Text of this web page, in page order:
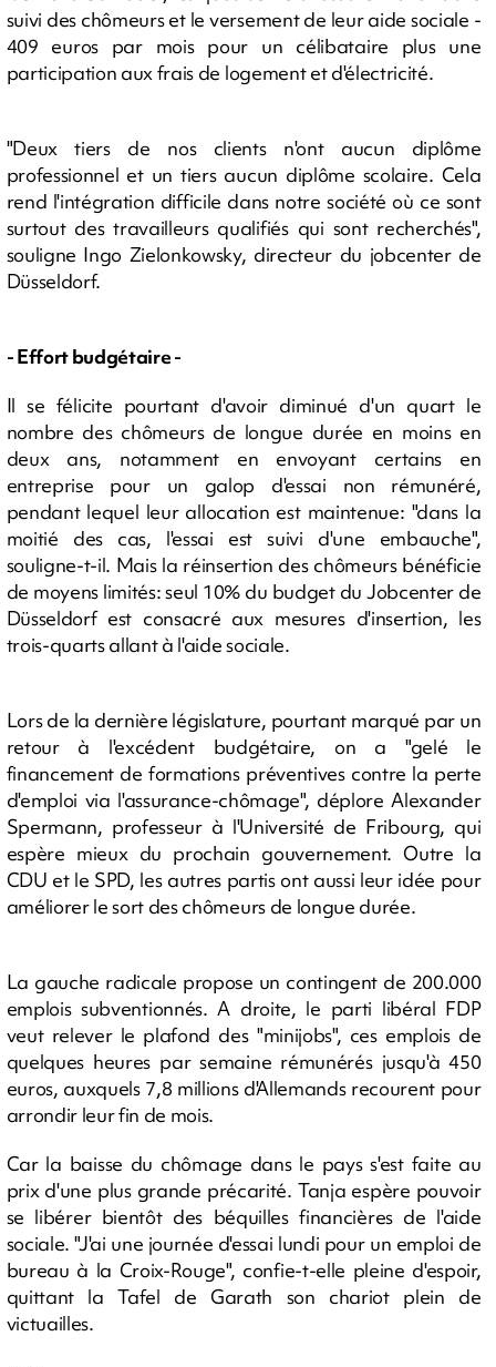
suivi des chômeurs et le versement de leur aide sociale -
409 euros par mois pour un célibataire plus une
participation aux frais de logement et d'électricité.
"Deux tiers de nos clients n'ont aucun diplôme
professionnel et un tiers aucun diplôme scolaire. Cela
rend l'intégration difficile dans notre société où ce sont
surtout des travailleurs qualifiés qui sont recherchés",
souligne Ingo Zielonkowsky, directeur du jobcenter de
Düsseldorf.
- Effort budgétaire -
Il se félicite pourtant d'avoir diminué d'un quart le
nombre des chômeurs de longue durée en moins en
deux ans, notamment en envoyant certains en
entreprise pour un galop d'essai non rémunéré,
pendant lequel leur allocation est maintenue: "dans la
moitié des cas, l'essai est suivi d'une embauche",
souligne-t-il. Mais la réinsertion des chômeurs bénéficie
de moyens limités: seul 10% du budget du Jobcenter de
Düsseldorf est consacré aux mesures d'insertion, les
trois-quarts allant à l'aide sociale.
Lors de la dernière législature, pourtant marqué par un
retour à l'excédent budgétaire, on a "gelé le
financement de formations préventives contre la perte
d'emploi via l'assurance-chômage", déplore Alexander
Spermann, professeur à l'Université de Fribourg, qui
espère mieux du prochain gouvernement. Outre la
CDU et le SPD, les autres partis ont aussi leur idée pour
améliorer le sort des chômeurs de longue durée.
La gauche radicale propose un contingent de 200.000
emplois subventionnés. A droite, le parti libéral FDP
veut relever le plafond des "minijobs", ces emplois de
quelques heures par semaine rémunérés jusqu'à 450
euros, auxquels 7,8 millions d'Allemands recourent pour
arrondir leur fin de mois.
Car la baisse du chômage dans le pays s'est faite au
prix d'une plus grande précarité. Tanja espère pouvoir
se libérer bientôt des béquilles financières de l'aide
sociale. "J'ai une journée d'essai lundi pour un emploi de
bureau à la Croix-Rouge", confie-t-elle pleine d'espoir,
quittant la Tafel de Garath son chariot plein de
victuailles.